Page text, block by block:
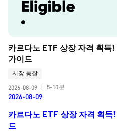
카르다노 ETF 상장 자격 획득
가이드
시장 통찰
2026-08-09
5-10분
2026-08-09
카르다노 ETF 상장 자격 획득
드